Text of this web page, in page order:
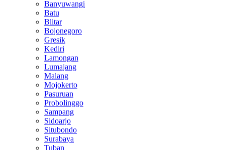
Banyuwangi
Batu
Blitar
Bojonegoro
Gresik
Kediri
Lamongan
Lumajang
Malang
Mojokerto
Pasuruan
Probolinggo
Sampang
Sidoarjo
Situbondo
Surabaya
Tuban